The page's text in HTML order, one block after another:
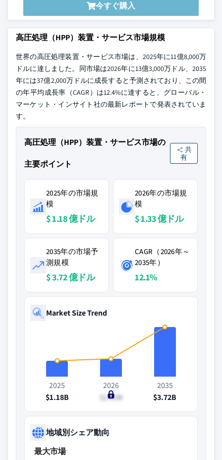
今すぐ購入
高圧処理（HPP）装置・サービス市場規模
世界の高圧処理装置・サービス市場は、2025年に11億8,000万
ドルに達しました。同市場は2026年に13億3,000万ドル、2035
年には37億2,000万ドルに成長すると予測されており、この間
の年平均成長率（CAGR）は12.4%に達すると、グローバル・
マーケット・インサイト社の最新レポートで発表されていま
す。
高圧処理（HPP）装置・サービス市場の
主要ポイント
共
有
2025年の市場規
模
$ 1.18 億ドル
2026年の市場規
模
$ 1.33 億ドル
2035年の市場予
測規模
$ 3.72 億ドル
CAGR（2026年～
2035年）
12.1%
Market Size Trend
2025
$1.18B
2026
$1.33B
2035
$3.72B
地域別シェア動向
最大市場